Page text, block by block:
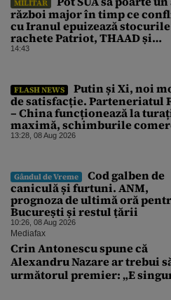
MILITAR
război major în timp ce
cu Iranul epuizează
rachete Patriot, THAAD și
Tomahawk?
14:43
FLASH NEWS
Putin și Xi, noi
de satisfacție. Parteneriatul
– China funcționează la
maximă, schimburile
ating niveluri record
13:28, 08 Aug 2026
Gândul de Vreme
Cod galben de
caniculă și furtuni. ANM,
prognoza de ultimă oră
București și restul țării
10:26, 08 Aug 2026
Mediafax
Crin Antonescu spune că
Alexandru Nazare ar trebui
următorul premier: „E